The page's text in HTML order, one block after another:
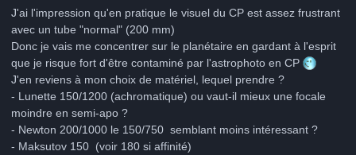
J'ai l'impression qu'en pratique le visuel du CP est assez frustrant
avec un tube "normal" (200 mm)
Donc je vais me concentrer sur le planétaire en gardant à l'esprit
que je risque fort d'être contaminé par l'astrophoto en CP
J'en reviens à mon choix de matériel, lequel prendre ?
- Lunette 150/1200 (achromatique) ou vaut-il mieux une focale
moindre en semi-apo ?
- Newton 200/1000 le 150/750 semblant moins intéressant ?
- Maksutov 150 (voir 180 si affinité)